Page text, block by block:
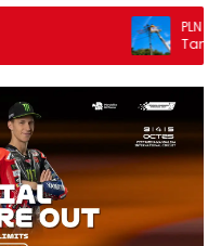
PLN UIW NTB Perkuat
Tanpa Padam melalui